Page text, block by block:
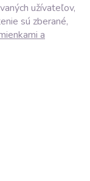
užívateľov,
sú zberané,
a